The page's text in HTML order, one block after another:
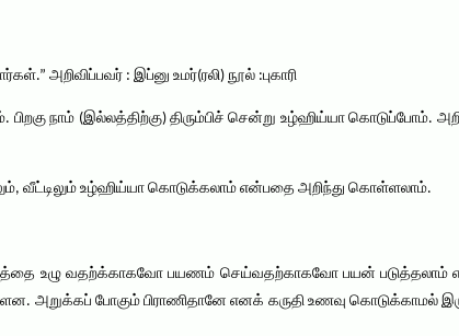
அறிவிப்பவர் : இப்னு உமர்(ரலி) நூல் :புகாரி
நாம் (இல்லத்திற்கு) திரும்பிச் சென்று உழ்ஹிய்யா கொடுப்போம்.
வீட்டிலும் உழ்ஹிய்யா கொடுக்கலாம் என்பதை அறிந்து கொள்ளலாம்.
உழு வதற்க்காகவோ பயணம் செய்வதற்காகவோ பயன் படுத்தலாம்
அறுக்கப் போகும் பிராணிதானே எனக் கருதி உணவு கொடுக்காமல்